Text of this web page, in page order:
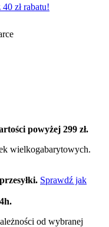
zł rabatu!
powyżej 299 zł.
wielkogabarytowych.
Sprawdź jak
od wybranej